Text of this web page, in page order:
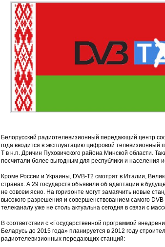
Белорусский радиотелевизионный передающий центр
года вводится в эксплуатацию цифровой телевизионный
T в н.п. Дричин Пуховичского района Минской области.
посчитали более выгодным для республики и населения
Кроме России и Украины, DVB-T2 смотрят в Италии,
странах. А 29 государств объявили об адаптации в
не совсем ясно. На горизонте могут замаячить новые
высокого разрешения и совершенствованием самого
телеканалу уже не столь актуальна сегодня в связи с
В соответствии с «Государственной программой
Беларусь до 2015 года» планируется в 2012 году
радиотелевизионных передающих станций: